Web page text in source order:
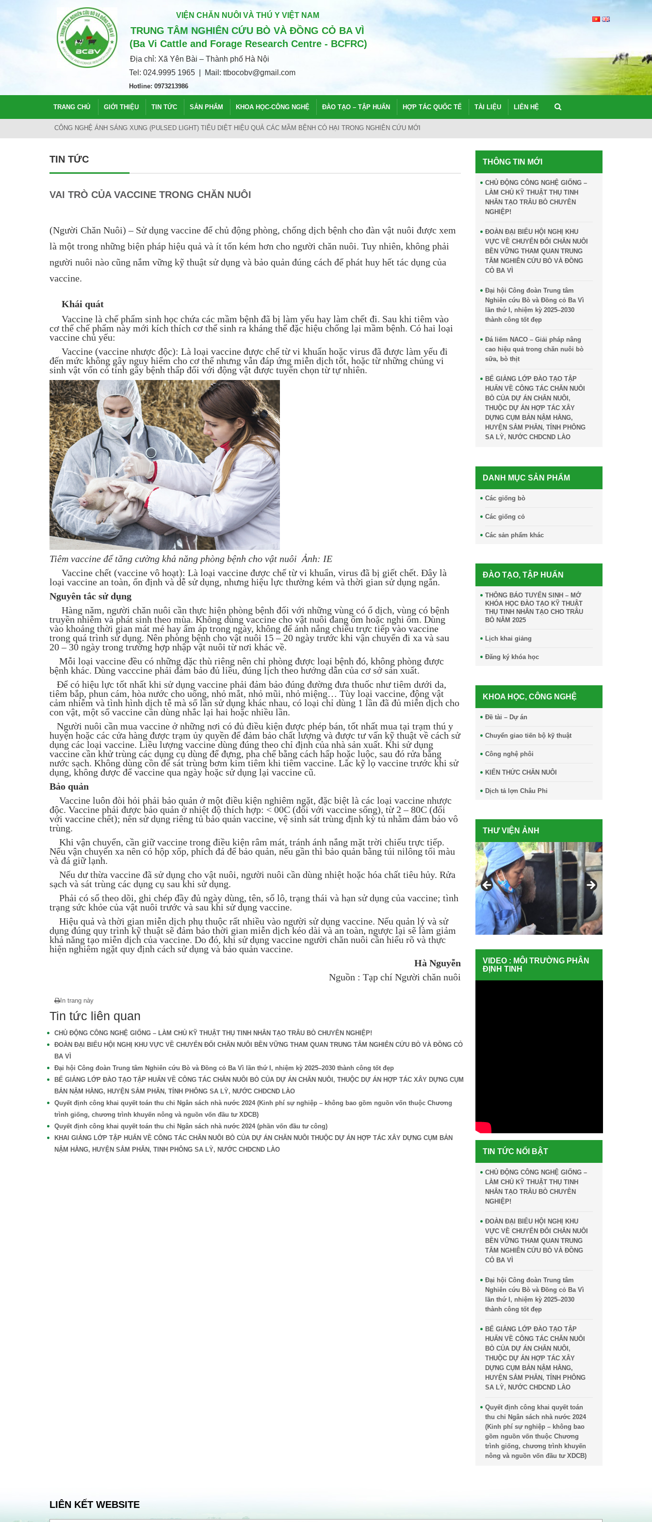
VIỆN CHĂN NUÔI VÀ THÚ Y VIỆT NAM
TRUNG TÂM NGHIÊN CỨU BÒ VÀ ĐỒNG CỎ BA VÌ
(Ba Vi Cattle and Forage Research Centre - BCFRC)
Địa chỉ: Xã Yên Bài – Thành phố Hà Nội
Tel: 024.9995 1965 | Mail: ttbocobv@gmail.com
Hotline: 0973213986
TRANG CHỦ GIỚI THIỆU TIN TỨC SẢN PHẨM KHOA HỌC-CÔNG NGHỆ ĐÀO TẠO – TẬP HUẤN HỢP TÁC QUỐC TẾ TÀI LIỆU LIÊN HỆ
HÀ NỘI: CHO ĐÀN BÒ WAGYU UỐNG BIA, MASSAGE, LÀM RA THỨ THỊT BÒ DÁT VÀNG
TIN TỨC
VAI TRÒ CỦA VACCINE TRONG CHĂN NUÔI
(Người Chăn Nuôi) – Sử dụng vaccine để chủ động phòng, chống dịch bệnh cho đàn vật nuôi được xem
là một trong những biện pháp hiệu quả và ít tốn kém hơn cho người chăn nuôi. Tuy nhiên, không phải
người nuôi nào cũng nắm vững kỹ thuật sử dụng và bảo quản đúng cách để phát huy hết tác dụng của
vaccine.
Khái quát
Vaccine là chế phẩm sinh học chứa các mầm bệnh đã bị làm yếu hay làm chết đi. Sau khi tiêm vào
cơ thể chế phẩm này mới kích thích cơ thể sinh ra kháng thể đặc hiệu chống lại mầm bệnh. Có hai loại
vaccine chủ yếu:
Vaccine (vaccine nhược độc): Là loại vaccine được chế từ vi khuẩn hoặc virus đã được làm yếu đi
đến mức không gây nguy hiểm cho cơ thể nhưng vẫn đáp ứng miễn dịch tốt, hoặc từ những chủng vi
sinh vật vốn có tính gây bệnh thấp đối với động vật được tuyển chọn từ tự nhiên.
Tiêm vaccine để tăng cường khả năng phòng bệnh cho vật nuôi Ảnh: IE
Vaccine chết (vaccine vô hoạt): Là loại vaccine được chế từ vi khuẩn, virus đã bị giết chết. Đây là
loại vaccine an toàn, ổn định và dễ sử dụng, nhưng hiệu lực thường kém và thời gian sử dụng ngắn.
Nguyên tắc sử dụng
Hàng năm, người chăn nuôi cần thực hiện phòng bệnh đối với những vùng có ổ dịch, vùng có bệnh
truyền nhiễm và phát sinh theo mùa. Không dùng vaccine cho vật nuôi đang ốm hoặc nghi ốm. Dùng
vào khoảng thời gian mát mẻ hay ấm áp trong ngày, không để ánh nắng chiếu trực tiếp vào vaccine
trong quá trình sử dụng. Nên phòng bệnh cho vật nuôi 15 – 20 ngày trước khi vận chuyển đi xa và sau
20 – 30 ngày trong trường hợp nhập vật nuôi từ nơi khác về.
Mỗi loại vaccine đều có những đặc thù riêng nên chỉ phòng được loại bệnh đó, không phòng được
bệnh khác. Dùng vacccine phải đảm bảo đủ liều, đúng lịch theo hướng dẫn của cơ sở sản xuất.
Để có hiệu lực tốt nhất khi sử dụng vaccine phải đảm bảo đúng đường đưa thuốc như tiêm dưới da,
tiêm bắp, phun cám, hòa nước cho uống, nhỏ mắt, nhỏ mũi, nhỏ miệng… Tùy loại vaccine, động vật
cảm nhiễm và tình hình dịch tễ mà số lần sử dụng khác nhau, có loại chỉ dùng 1 lần đã đủ miễn dịch cho
con vật, một số vaccine cần dùng nhắc lại hai hoặc nhiều lần.
Người nuôi cần mua vaccine ở những nơi có đủ điều kiện được phép bán, tốt nhất mua tại trạm thú y
huyện hoặc các cửa hàng được trạm ủy quyền để đảm bảo chất lượng và được tư vấn kỹ thuật về cách sử
dụng các loại vaccine. Liều lượng vaccine dùng đúng theo chỉ định của nhà sản xuất. Khi sử dụng
vaccine cần khử trùng các dụng cụ dùng để đựng, pha chế bằng cách hấp hoặc luộc, sau đó rửa bằng
nước sạch. Không dùng cồn để sát trùng bơm kim tiêm khi tiêm vaccine. Lắc kỹ lọ vaccine trước khi sử
dụng, không được để vaccine qua ngày hoặc sử dụng lại vaccine cũ.
Bảo quản
Vaccine luôn đòi hỏi phải bảo quản ở một điều kiện nghiêm ngặt, đặc biệt là các loại vaccine nhược
độc. Vaccine phải được bảo quản ở nhiệt độ thích hợp: < 00C (đối với vaccine sống), từ 2 – 80C (đối
với vaccine chết); nên sử dụng riêng tủ bảo quản vaccine, vệ sinh sát trùng định kỳ tủ nhằm đảm bảo vô
trùng.
Khi vận chuyển, cần giữ vaccine trong điều kiện râm mát, tránh ánh nắng mặt trời chiếu trực tiếp.
Nếu vận chuyển xa nên có hộp xốp, phích đá để bảo quản, nếu gần thì bảo quản bằng túi nilông tối màu
và đá giữ lạnh.
Nếu dư thừa vaccine đã sử dụng cho vật nuôi, người nuôi cần dùng nhiệt hoặc hóa chất tiêu hủy. Rửa
sạch và sát trùng các dụng cụ sau khi sử dụng.
Phải có sổ theo dõi, ghi chép đầy đủ ngày dùng, tên, số lô, trạng thái và hạn sử dụng của vaccine; tình
trạng sức khỏe của vật nuôi trước và sau khi sử dụng vaccine.
Hiệu quả và thời gian miễn dịch phụ thuộc rất nhiều vào người sử dụng vaccine. Nếu quản lý và sử
dụng đúng quy trình kỹ thuật sẽ đảm bảo thời gian miễn dịch kéo dài và an toàn, ngược lại sẽ làm giảm
khả năng tạo miễn dịch của vaccine. Do đó, khi sử dụng vaccine người chăn nuôi cần hiểu rõ và thực
hiện nghiêm ngặt quy định cách sử dụng và bảo quản vaccine.
Hà Nguyễn
Nguồn : Tạp chí Người chăn nuôi
In trang này
Tin tức liên quan
CHỦ ĐỘNG CÔNG NGHỆ GIỐNG – LÀM CHỦ KỸ THUẬT THỤ TINH NHÂN TẠO TRÂU BÒ CHUYÊN NGHIỆP!
ĐOÀN ĐẠI BIỂU HỘI NGHỊ KHU VỰC VỀ CHUYỂN ĐỔI CHĂN NUÔI BỀN VỮNG THAM QUAN TRUNG TÂM NGHIÊN CỨU BÒ VÀ ĐỒNG CỎ
BA VÌ
Đại hội Công đoàn Trung tâm Nghiên cứu Bò và Đồng cỏ Ba Vì lần thứ I, nhiệm kỳ 2025–2030 thành công tốt đẹp
BẾ GIẢNG LỚP ĐÀO TẠO TẬP HUẤN VỀ CÔNG TÁC CHĂN NUÔI BÒ CỦA DỰ ÁN CHĂN NUÔI, THUỘC DỰ ÁN HỢP TÁC XÂY DỰNG CỤM
BẢN NẬM HẰNG, HUYỆN SẲM PHĂN, TỈNH PHÔNG SA LỲ, NƯỚC CHDCND LÀO
Quyết định công khai quyết toán thu chi Ngân sách nhà nước 2024 (Kinh phí sự nghiệp – không bao gồm nguồn vốn thuộc Chương
trình giống, chương trình khuyến nông và nguồn vốn đầu tư XDCB)
Quyết định công khai quyết toán thu chi Ngân sách nhà nước 2024 (phần vốn đầu tư công)
KHAI GIẢNG LỚP TẬP HUẤN VỀ CÔNG TÁC CHĂN NUÔI BÒ CỦA DỰ ÁN CHĂN NUÔI THUỘC DỰ ÁN HỢP TÁC XÂY DỰNG CỤM BẢN
NẬM HẰNG, HUYỆN SẲM PHĂN, TINH PHÔNG SA LỲ, NƯỚC CHDCND LÀO
THÔNG TIN MỚI
CHỦ ĐỘNG CÔNG NGHỆ GIỐNG –
LÀM CHỦ KỸ THUẬT THỤ TINH
NHÂN TẠO TRÂU BÒ CHUYÊN
NGHIỆP!
ĐOÀN ĐẠI BIỂU HỘI NGHỊ KHU
VỰC VỀ CHUYỂN ĐỔI CHĂN NUÔI
BỀN VỮNG THAM QUAN TRUNG
TÂM NGHIÊN CỨU BÒ VÀ ĐỒNG
CỎ BA VÌ
Đại hội Công đoàn Trung tâm
Nghiên cứu Bò và Đồng cỏ Ba Vì
lần thứ I, nhiệm kỳ 2025–2030
thành công tốt đẹp
Đá liếm NACO – Giải pháp nâng
cao hiệu quả trong chăn nuôi bò
sữa, bò thịt
BẾ GIẢNG LỚP ĐÀO TẠO TẬP
HUẤN VỀ CÔNG TÁC CHĂN NUÔI
BÒ CỦA DỰ ÁN CHĂN NUÔI,
THUỘC DỰ ÁN HỢP TÁC XÂY
DỰNG CỤM BẢN NẬM HẰNG,
HUYỆN SẲM PHĂN, TỈNH PHÔNG
SA LỲ, NƯỚC CHDCND LÀO
DANH MỤC SẢN PHẨM
Các giống bò
Các giống cỏ
Các sản phẩm khác
ĐÀO TẠO, TẬP HUẤN
THÔNG BÁO TUYỂN SINH – MỞ
KHÓA HỌC ĐÀO TẠO KỸ THUẬT
THỤ TINH NHÂN TẠO CHO TRÂU
BÒ NĂM 2025
Lịch khai giảng
Đăng ký khóa học
KHOA HỌC, CÔNG NGHỆ
Đề tài – Dự án
Chuyển giao tiến bộ kỹ thuật
Công nghệ phôi
KIẾN THỨC CHĂN NUÔI
Dịch tả lợn Châu Phi
THƯ VIỆN ẢNH
VIDEO : MÔI TRƯỜNG PHÂN
ĐỊNH TINH
TIN TỨC NỔI BẬT
CHỦ ĐỘNG CÔNG NGHỆ GIỐNG –
LÀM CHỦ KỸ THUẬT THỤ TINH
NHÂN TẠO TRÂU BÒ CHUYÊN
NGHIỆP!
ĐOÀN ĐẠI BIỂU HỘI NGHỊ KHU
VỰC VỀ CHUYỂN ĐỔI CHĂN NUÔI
BỀN VỮNG THAM QUAN TRUNG
TÂM NGHIÊN CỨU BÒ VÀ ĐỒNG
CỎ BA VÌ
Đại hội Công đoàn Trung tâm
Nghiên cứu Bò và Đồng cỏ Ba Vì
lần thứ I, nhiệm kỳ 2025–2030
thành công tốt đẹp
BẾ GIẢNG LỚP ĐÀO TẠO TẬP
HUẤN VỀ CÔNG TÁC CHĂN NUÔI
BÒ CỦA DỰ ÁN CHĂN NUÔI,
THUỘC DỰ ÁN HỢP TÁC XÂY
DỰNG CỤM BẢN NẬM HẰNG,
HUYỆN SẲM PHĂN, TỈNH PHÔNG
SA LỲ, NƯỚC CHDCND LÀO
Quyết định công khai quyết toán
thu chi Ngân sách nhà nước 2024
(Kinh phí sự nghiệp – không bao
gồm nguồn vốn thuộc Chương
trình giống, chương trình khuyến
nông và nguồn vốn đầu tư XDCB)
LIÊN KẾT WEBSITE